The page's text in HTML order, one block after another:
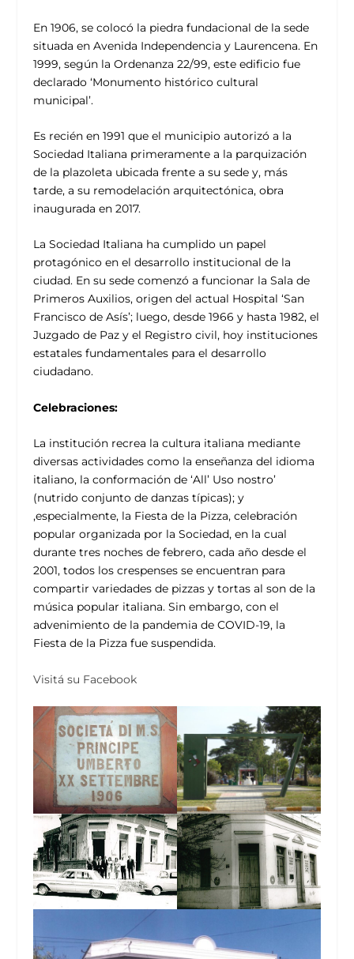
En 1906, se colocó la piedra fundacional de la sede
situada en Avenida Independencia y Laurencena. En
1999, según la Ordenanza 22/99, este edificio fue
declarado ‘Monumento histórico cultural
municipal’.
Es recién en 1991 que el municipio autorizó a la
Sociedad Italiana primeramente a la parquización
de la plazoleta ubicada frente a su sede y, más
tarde, a su remodelación arquitectónica, obra
inaugurada en 2017.
La Sociedad Italiana ha cumplido un papel
protagónico en el desarrollo institucional de la
ciudad. En su sede comenzó a funcionar la Sala de
Primeros Auxilios, origen del actual Hospital ‘San
Francisco de Asís’; luego, desde 1966 y hasta 1982, el
Juzgado de Paz y el Registro civil, hoy instituciones
estatales fundamentales para el desarrollo
ciudadano.
Celebraciones:
La institución recrea la cultura italiana mediante
diversas actividades como la enseñanza del idioma
italiano, la conformación de ‘All’ Uso nostro’
(nutrido conjunto de danzas típicas); y
,especialmente, la Fiesta de la Pizza, celebración
popular organizada por la Sociedad, en la cual
durante tres noches de febrero, cada año desde el
2001, todos los crespenses se encuentran para
compartir variedades de pizzas y tortas al son de la
música popular italiana. Sin embargo, con el
advenimiento de la pandemia de COVID-19, la
Fiesta de la Pizza fue suspendida.
Visitá su Facebook